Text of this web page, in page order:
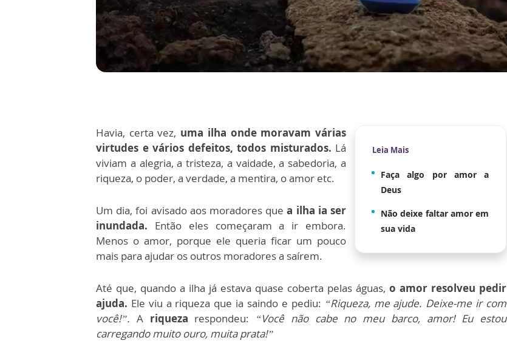
Leia Mais
Faça algo por amor a
Deus
Não deixe faltar amor em
sua vida
Havia, certa vez, uma ilha onde moravam várias
virtudes e vários defeitos, todos misturados. Lá
viviam a alegria, a tristeza, a vaidade, a sabedoria, a
riqueza, o poder, a verdade, a mentira, o amor etc.
Um dia, foi avisado aos moradores quea ilha ia ser
inundada. Então eles começaram a ir embora.
Menos o amor, porque ele queria ficar um pouco
mais para ajudar os outros moradores a saírem.
Até que, quando a ilha já estava quase coberta pelas águas, o amor resolveu pedir
ajuda. Ele viu a riqueza que ia saindo e pediu: “Riqueza, me ajude. Deixe-me ir com
você!”. A riqueza respondeu: “Você não cabe no meu barco, amor! Eu estou
carregando muito ouro, muita prata!”